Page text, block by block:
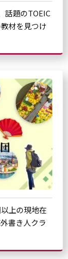
話題のTOEIC
材を見つけ
上の現地在
書き人クラ